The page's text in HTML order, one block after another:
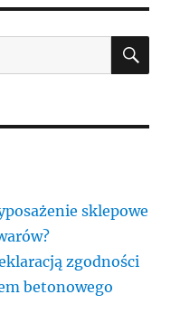
sklepowe
zgodności
betonowego